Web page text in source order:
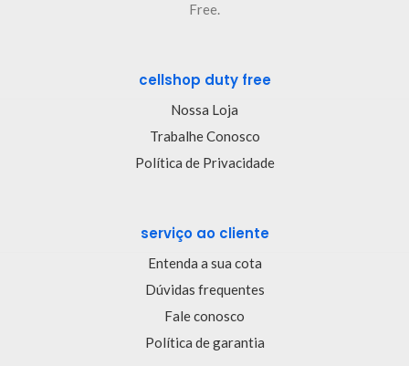
Free.
cellshop duty free
Nossa Loja
Trabalhe Conosco
Política de Privacidade
serviço ao cliente
Entenda a sua cota
Dúvidas frequentes
Fale conosco
Política de garantia